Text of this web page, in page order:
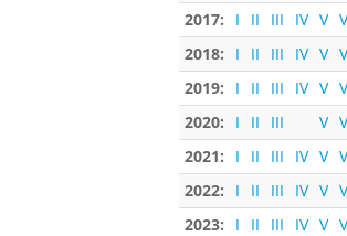
2017: I II III IV V
2018:
I II III IV V
2019:
I II III IV V
2020:
I II III V
2021:
I II III IV V
2022:
I II III IV V
2023:
I II III IV V